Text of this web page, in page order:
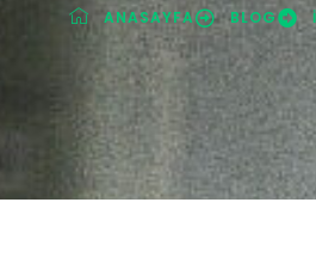
ANASAYFA BLOG